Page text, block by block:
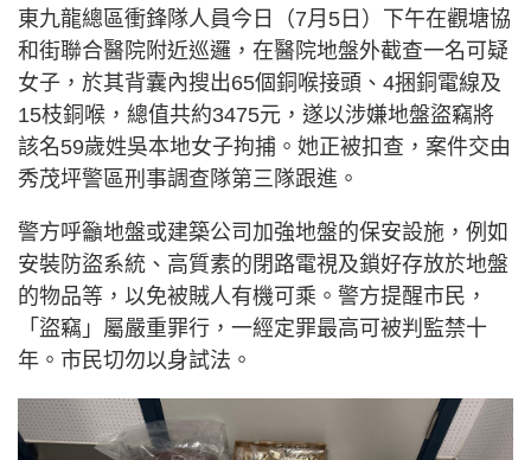
東九龍總區衝鋒隊人員今日（7月5日）下午在觀塘協
和街聯合醫院附近巡邏，在醫院地盤外截查一名可疑
女子，於其背囊內搜出65個銅喉接頭、4捆銅電線及
15枝銅喉，總值共約3475元，遂以涉嫌地盤盜竊將
該名59歲姓吳本地女子拘捕。她正被扣查，案件交由
秀茂坪警區刑事調查隊第三隊跟進。
警方呼籲地盤或建築公司加強地盤的保安設施，例如
安裝防盜系統、高質素的閉路電視及鎖好存放於地盤
的物品等，以免被賊人有機可乘。警方提醒市民，
「盜竊」屬嚴重罪行，一經定罪最高可被判監禁十
年。市民切勿以身試法。